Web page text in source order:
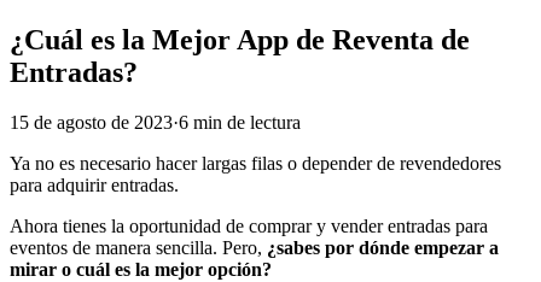
¿Cuál es la Mejor App de Reventa de
Entradas?
15 de agosto de 2023·6 min de lectura
Ya no es necesario hacer largas filas o depender de revendedores
para adquirir entradas.
Ahora tienes la oportunidad de comprar y vender entradas para
eventos de manera sencilla. Pero, ¿sabes por dónde empezar a
mirar o cuál es la mejor opción?